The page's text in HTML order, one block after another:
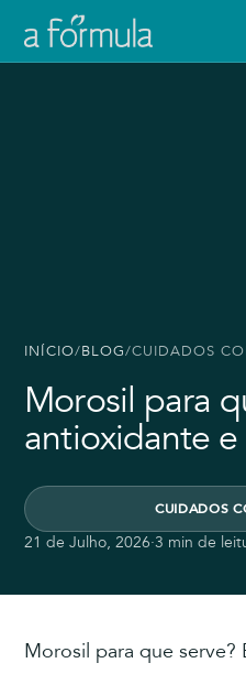
INÍCIO/BLOG/CUIDADOS
Morosil para
antioxidante
CUIDADOS
21 de Julho, 2026·3 min de
Morosil para que